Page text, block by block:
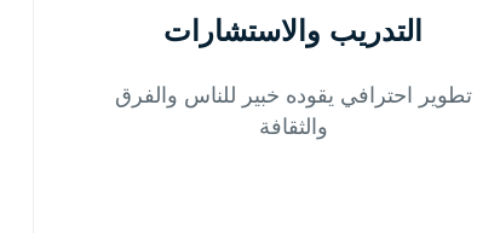
التدريب والاستشارات
تطوير احترافي يقوده خبير للناس والفرق
والثقافة